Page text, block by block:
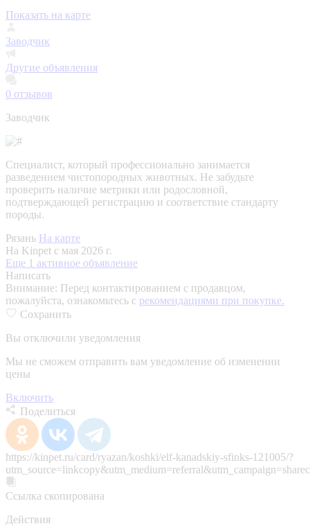
Показать на карте
Заводчик
Другие объявления
0 отзывов
Заводчик
Специалист, который профессионально занимается
разведением чистопородных животных. Не забудьте
проверить наличие метрики или родословной,
подтверждающей регистрацию и соответствие стандарту
породы.
Рязань На карте
На Kinpet c мая 2026 г.
Еще 1 активное объявление
Написать
Внимание: Перед контактированием с продавцом,
пожалуйста, ознакомьтесь с рекомендациями при покупке.
Сохранить
Вы отключили уведомления
Мы не сможем отправить вам уведомление об изменении
цены
Включить
Поделиться
https://kinpet.ru/card/ryazan/koshki/elf-kanadskiy-sfinks-121005/?
Ссылка скопирована
Действия